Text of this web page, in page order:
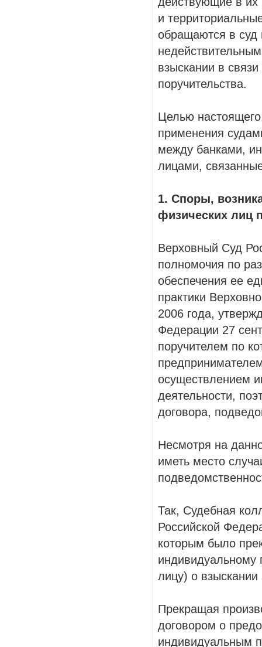
и
обращаются в суд
взыскании в
поручительства.
Целью
применения
между банками,
лицами,
1. Споры,
физических лиц
Верховный Суд
полномочия по
обеспечения ее
практики
2006 года,
Федерации 27
поручителем по
осуществлением
деятельности,
договора,
Несмотря на
иметь место
Так, Судебная
Российской
которым было
индивидуальному
лицу) о взыскании
Прекращая
договором о
индивидуальным